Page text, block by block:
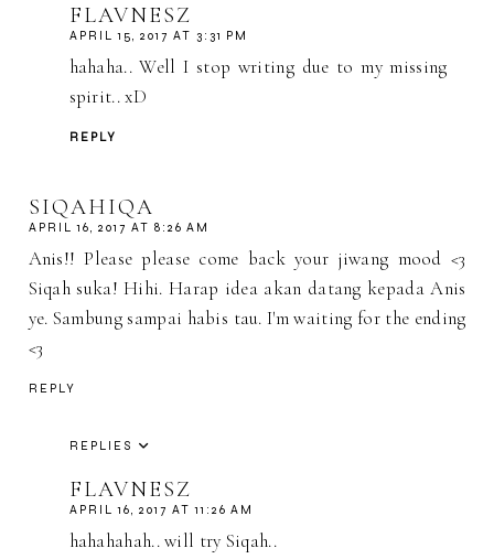
FLAVNESZ
APRIL 15, 2017 AT 3:31 PM
hahaha.. Well I stop writing due to my missing
spirit.. xD
REPLY
SIQAHIQA
APRIL 16, 2017 AT 8:26 AM
Anis!! Please please come back your jiwang mood <3
Siqah suka! Hihi. Harap idea akan datang kepada Anis
ye. Sambung sampai habis tau. I'm waiting for the ending
<3
REPLY
REPLIES
FLAVNESZ
APRIL 16, 2017 AT 11:26 AM
hahahahah.. will try Siqah..